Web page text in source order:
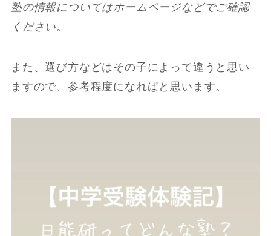
塾の情報についてはホームページなどでご確認
ください。
また、選び方などはその子によって違うと思い
ますので、参考程度になればと思います。